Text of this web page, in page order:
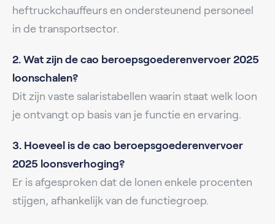
heftruckchauffeurs en ondersteunend personeel
in de transportsector.
2. Wat zijn de cao beroepsgoederenvervoer 2025
loonschalen?
Dit zijn vaste salaristabellen waarin staat welk loon
je ontvangt op basis van je functie en ervaring.
3. Hoeveel is de cao beroepsgoederenvervoer
2025 loonsverhoging?
Er is afgesproken dat de lonen enkele procenten
stijgen, afhankelijk van de functiegroep.